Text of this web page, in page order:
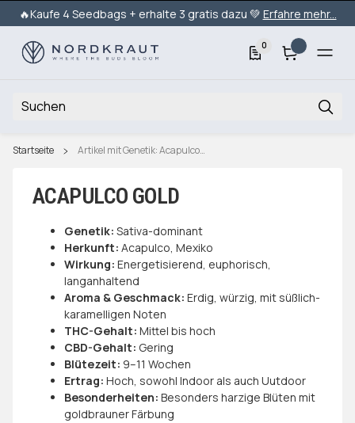
🔥Kaufe 4 Seedbags + erhalte 3 gratis dazu 💚 Erfahre mehr...
0
Startseite Artikel mit Genetik: Acapulco Gold
ACAPULCO GOLD
Genetik: Sativa-dominant
Herkunft: Acapulco, Mexiko
Wirkung: Energetisierend, euphorisch,
langanhaltend
Aroma & Geschmack: Erdig, würzig, mit süßlich-
karamelligen Noten
THC-Gehalt: Mittel bis hoch
CBD-Gehalt: Gering
Blütezeit: 9–11 Wochen
Ertrag: Hoch, sowohl Indoor als auch Uutdoor
Besonderheiten: Besonders harzige Blüten mit
goldbrauner Färbung